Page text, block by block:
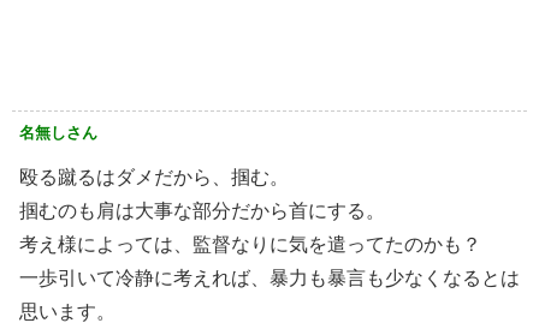
名無しさん
殴る蹴るはダメだから、掴む。
掴むのも肩は大事な部分だから首にする。
考え様によっては、監督なりに気を遣ってたのかも？
一歩引いて冷静に考えれば、暴力も暴言も少なくなるとは
思います。